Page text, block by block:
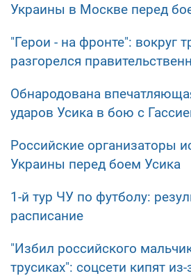
Украины в Москве перед
"Герои - на фронте": вокруг
разгорелся
Обнародована
ударов Усика в бою с
Российские организаторы
Украины перед боем Усика
1-й тур ЧУ по футболу:
расписание
"Избил российского
трусиках": соцсети кипят